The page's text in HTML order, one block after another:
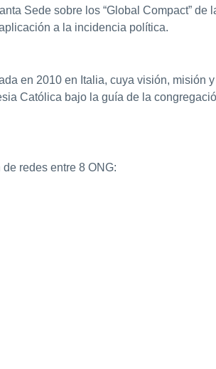
Sede sobre los “Global Compact” de
a la incidencia política.
en 2010 en Italia, cuya visión, misión
Católica bajo la guía de la
redes entre 8 ONG: